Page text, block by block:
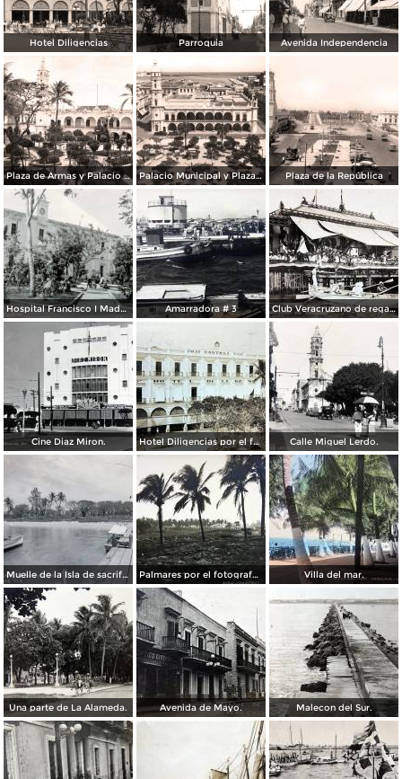
Hotel Diligencias Parroquia Avenida Independencia
Plaza de Armas y Palacio Municipal Palacio Municipal y Plaza de Armas Plaza de la República
Hospital Francisco I Madero. Amarradora # 3 Club Veracruzano de regatas.
Cine Diaz Miron. Hotel Diligencias por el fotografo Walter E Hadsell. ( Circulada el 17 de Febrero de 1914 ). Calle Miguel Lerdo.
Muelle de la Isla de sacrificios. Palmares por el fotografo Hugo Brehme. Villa del mar.
Una parte de La Alameda. Avenida de Mayo. Malecon del Sur.